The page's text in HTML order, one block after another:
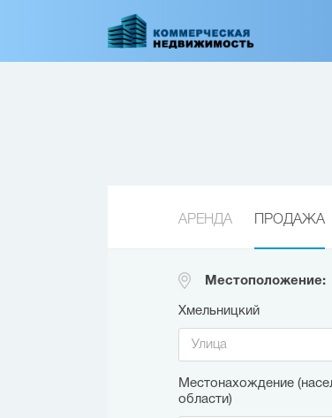
АРЕНДА ПРОДАЖА
Местоположение:
Хмельницкий
Местонахождение
области)